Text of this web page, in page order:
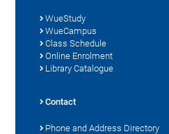
WueStudy
WueCampus
Class Schedule
Online Enrolment
Library Catalogue
Contact
Phone and Address Directory